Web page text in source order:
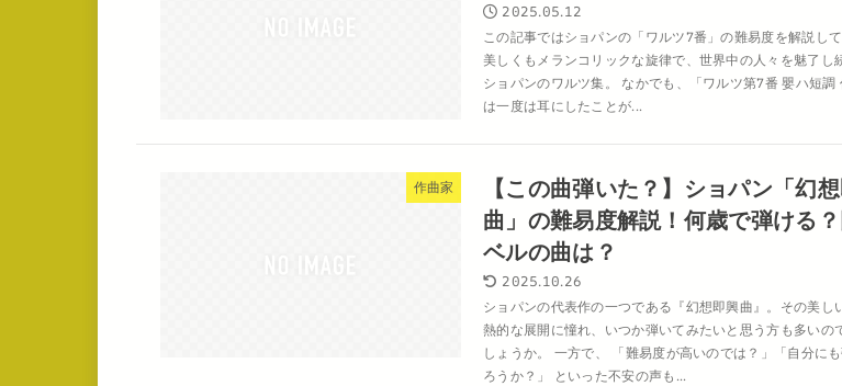
2025.05.12
この記事ではショパンの「ワルツ7番」の難易度を解説して
美しくもメランコリックな旋律で、世界中の人々を魅了し
ショパンのワルツ集。 なかでも、「ワルツ第7番 嬰ハ短調
は一度は耳にしたことが...
作曲家
【この曲弾いた？】ショパン「幻
曲」の難易度解説！何歳で弾ける
ベルの曲は？
2025.10.26
ショパンの代表作の一つである『幻想即興曲』。その美し
熱的な展開に憧れ、いつか弾いてみたいと思う方も多いの
しょうか。 一方で、 「難易度が高いのでは？」「自分に
ろうか？」 といった不安の声も...